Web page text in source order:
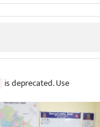
is deprecated. Use